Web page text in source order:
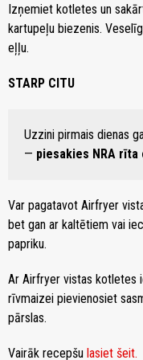
Izņemiet kotletes un
kartupeļu biezenis.
eļļu.
STARP CITU
Uzzini pirmais dienas
— piesakies NRA rīta
Var pagatavot Airfryer
bet gan ar kaltētiem vai
papriku.
Ar Airfryer vistas kotletes
rīvmaizei pievienosiet
pārslas.
Vairāk recepšu lasiet šeit.